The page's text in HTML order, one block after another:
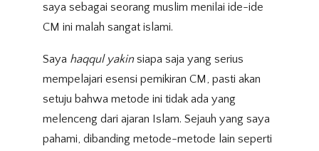
saya sebagai seorang muslim menilai ide-ide
CM ini malah sangat islami.
Saya haqqul yakinsiapa saja yang serius
mempelajari esensi pemikiran CM, pasti akan
setuju bahwa metode ini tidak ada yang
melenceng dari ajaran Islam. Sejauh yang saya
pahami, dibanding metode-metode lain seperti